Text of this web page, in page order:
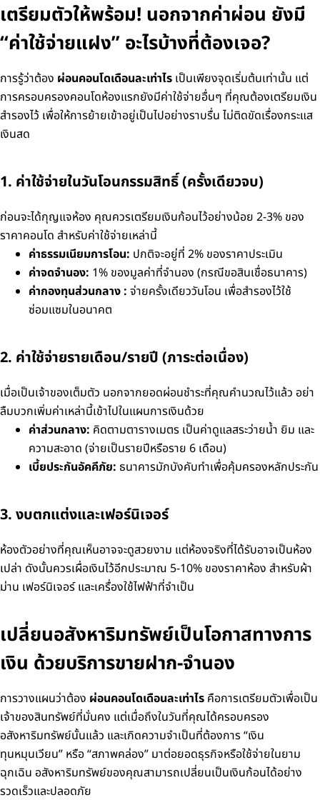
เตรียมตัวให้พร้อม! นอกจากค่าผ่อน ยังมี
“ค่าใช้จ่ายแฝง” อะไรบ้างที่ต้องเจอ?
การรู้ว่าต้อง ผ่อนคอนโดเดือนละเท่าไร เป็นเพียงจุดเริ่มต้นเท่านั้น แต่
การครอบครองคอนโดห้องแรกยังมีค่าใช้จ่ายอื่นๆ ที่คุณต้องเตรียมเงิน
สำรองไว้ เพื่อให้การย้ายเข้าอยู่เป็นไปอย่างราบรื่น ไม่ติดขัดเรื่องกระแส
เงินสด
1. ค่าใช้จ่ายในวันโอนกรรมสิทธิ์ (ครั้งเดียวจบ)
ก่อนจะได้กุญแจห้อง คุณควรเตรียมเงินก้อนไว้อย่างน้อย 2-3% ของ
ราคาคอนโด สำหรับค่าใช้จ่ายเหล่านี้
ค่าธรรมเนียมการโอน: ปกติจะอยู่ที่ 2% ของราคาประเมิน
ค่าจดจำนอง: 1% ของมูลค่าที่จำนอง (กรณีขอสินเชื่อธนาคาร)
ค่ากองทุนส่วนกลาง : จ่ายครั้งเดียววันโอน เพื่อสำรองไว้ใช้
ซ่อมแซมในอนาคต
2. ค่าใช้จ่ายรายเดือน/รายปี (ภาระต่อเนื่อง)
เมื่อเป็นเจ้าของเต็มตัว นอกจากยอดผ่อนชำระที่คุณคำนวณไว้แล้ว อย่า
ลืมบวกเพิ่มค่าเหล่านี้เข้าไปในแผนการเงินด้วย
ค่าส่วนกลาง: คิดตามตารางเมตร เป็นค่าดูแลสระว่ายน้ำ ยิม และ
ความสะอาด (จ่ายเป็นรายปีหรือราย 6 เดือน)
เบี้ยประกันอัคคีภัย: ธนาคารมักบังคับทำเพื่อคุ้มครองหลักประกัน
3. งบตกแต่งและเฟอร์นิเจอร์
ห้องตัวอย่างที่คุณเห็นอาจจะดูสวยงาม แต่ห้องจริงที่ได้รับอาจเป็นห้อง
เปล่า ดังนั้นควรเผื่อเงินไว้อีกประมาณ 5-10% ของราคาห้อง สำหรับผ้า
ม่าน เฟอร์นิเจอร์ และเครื่องใช้ไฟฟ้าที่จำเป็น
เปลี่ยนอสังหาริมทรัพย์เป็นโอกาสทางการ
เงิน ด้วยบริการขายฝาก-จำนอง
การวางแผนว่าต้อง ผ่อนคอนโดเดือนละเท่าไร คือการเตรียมตัวเพื่อเป็น
เจ้าของสินทรัพย์ที่มั่นคง แต่เมื่อถึงในวันที่คุณได้ครอบครอง
อสังหาริมทรัพย์นั้นแล้ว และเกิดความจำเป็นที่ต้องการ “เงิน
ทุนหมุนเวียน” หรือ “สภาพคล่อง” มาต่อยอดธุรกิจหรือใช้จ่ายในยาม
ฉุกเฉิน อสังหาริมทรัพย์ของคุณสามารถเปลี่ยนเป็นเงินก้อนได้อย่าง
รวดเร็วและปลอดภัย